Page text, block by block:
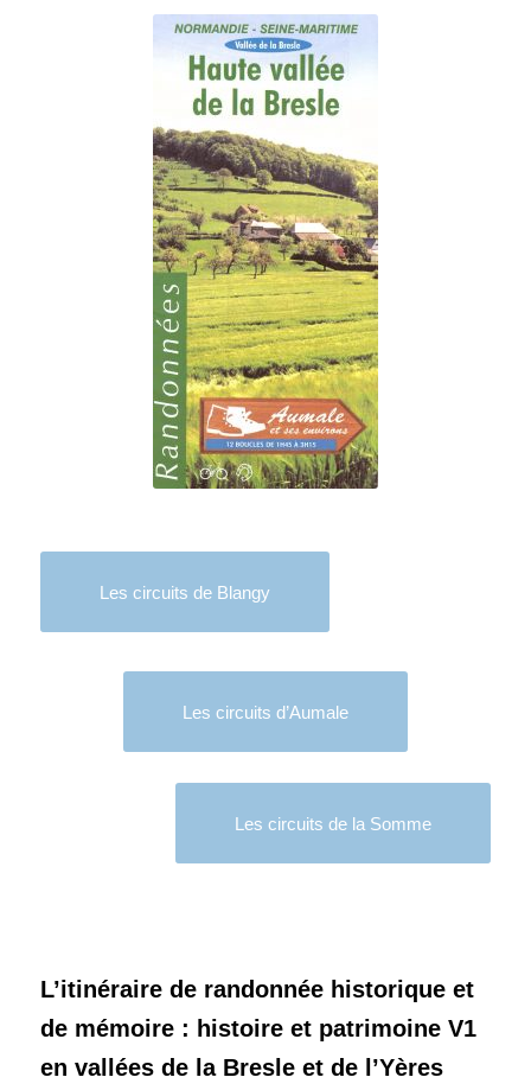
Les circuits de Blangy
Les circuits d’Aumale
Les circuits de la Somme
L’itinéraire de randonnée historique et
de mémoire : histoire et patrimoine V1
en vallées de la Bresle et de l’Yères